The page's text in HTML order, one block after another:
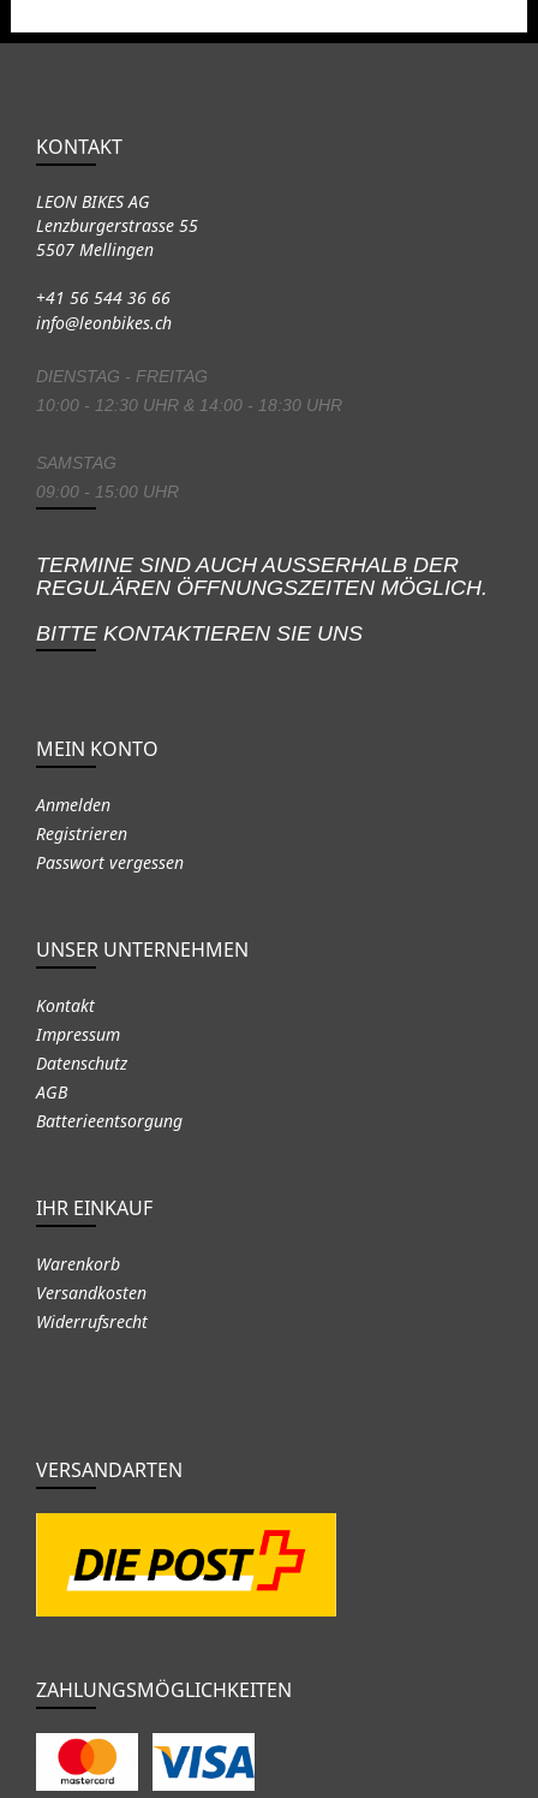
KONTAKT
LEON BIKES AG
Lenzburgerstrasse 55
5507 Mellingen
+41 56 544 36 66
info@leonbikes.ch
DIENSTAG - FREITAG
10:00 - 12:30 UHR & 14:00 - 18:30 UHR
SAMSTAG
09:00 - 15:00 UHR
TERMINE SIND AUCH AUSSERHALB DER
REGULÄREN ÖFFNUNGSZEITEN MÖGLICH.
BITTE KONTAKTIEREN SIE UNS
MEIN KONTO
Anmelden
Registrieren
Passwort vergessen
UNSER UNTERNEHMEN
Kontakt
Impressum
Datenschutz
AGB
Batterieentsorgung
IHR EINKAUF
Warenkorb
Versandkosten
Widerrufsrecht
VERSANDARTEN
ZAHLUNGSMÖGLICHKEITEN